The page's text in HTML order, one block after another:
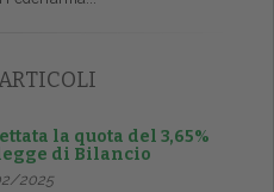
la quota del 3,65%
di Bilancio
2025